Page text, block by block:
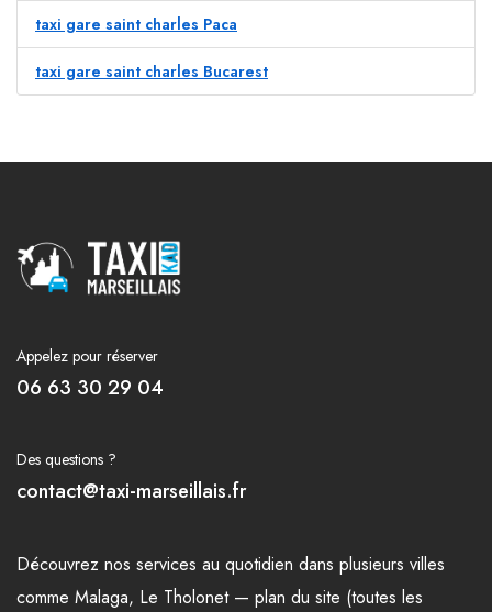
taxi gare saint charles Paca
taxi gare saint charles Bucarest
Appelez pour réserver
06 63 30 29 04
Des questions ?
contact@taxi-marseillais.fr
Découvrez nos services au quotidien dans plusieurs villes
comme Malaga, Le Tholonet— plan du site (toutes les